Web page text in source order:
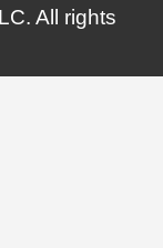
All rights